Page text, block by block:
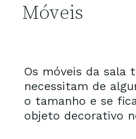
Os móveis da sala
necessitam de
o tamanho e se
objeto decorativo
Móveis